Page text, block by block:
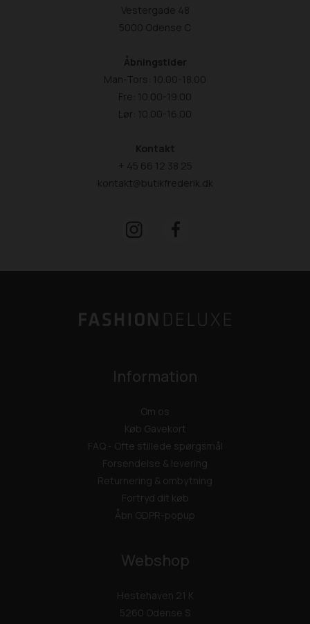
Vestergade 48
5000 Odense C
Åbningstider
Man-Tors: 10.00-18.00
Fre: 10.00-19.00
Lør: 10.00-16.00
Kontakt
+ 45 66 12 38 25
kontakt@butikfrederik.dk
Information
Om os
Køb Gavekort
FAQ - Ofte stillede spørgsmål
Forsendelse & levering
Returnering & ombytning
Fortryd dit køb
Åbn GDPR-popup
Webshop
Hestehaven 21 K
5260 Odense S